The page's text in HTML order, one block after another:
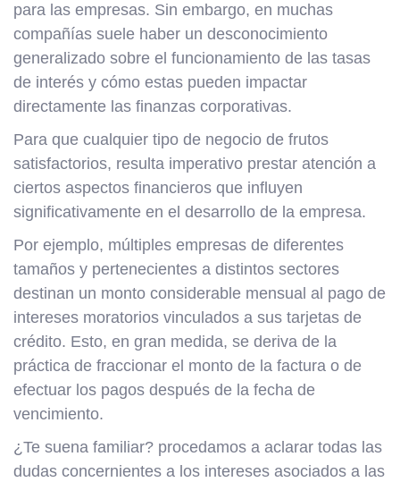
para las empresas. Sin embargo, en muchas
compañías suele haber un desconocimiento
generalizado sobre el funcionamiento de las tasas
de interés y cómo estas pueden impactar
directamente las finanzas corporativas.
Para que cualquier tipo de negocio de frutos
satisfactorios, resulta imperativo prestar atención a
ciertos aspectos financieros que influyen
significativamente en el desarrollo de la empresa.
Por ejemplo, múltiples empresas de diferentes
tamaños y pertenecientes a distintos sectores
destinan un monto considerable mensual al pago de
intereses moratorios vinculados a sus tarjetas de
crédito. Esto, en gran medida, se deriva de la
práctica de fraccionar el monto de la factura o de
efectuar los pagos después de la fecha de
vencimiento.
¿Te suena familiar? procedamos a aclarar todas las
dudas concernientes a los intereses asociados a las